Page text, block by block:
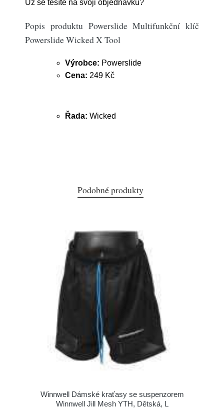
Už se těšíte na svoji objednávku?
Popis produktu Powerslide Multifunkční klíč
Powerslide Wicked X Tool
Výrobce: Powerslide
Cena: 249 Kč
Řada: Wicked
Podobné produkty
Winnwell Dámské kraťasy se suspenzorem
Winnwell Jill Mesh YTH, Dětská, L